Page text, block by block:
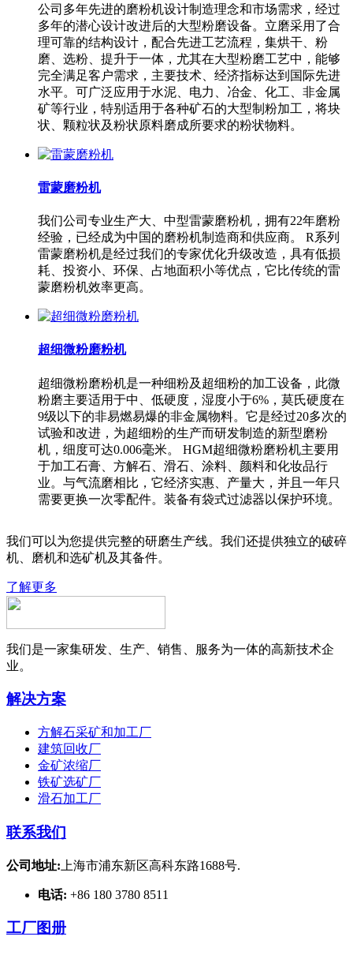
公司多年先进的磨粉机设计制造理念和市场需求，经过
多年的潜心设计改进后的大型粉磨设备。立磨采用了合
理可靠的结构设计，配合先进工艺流程，集烘干、粉
磨、选粉、提升于一体，尤其在大型粉磨工艺中，能够
完全满足客户需求，主要技术、经济指标达到国际先进
水平。可广泛应用于水泥、电力、冶金、化工、非金属
矿等行业，特别适用于各种矿石的大型制粉加工，将块
状、颗粒状及粉状原料磨成所要求的粉状物料。
雷蒙磨粉机
我们公司专业生产大、中型雷蒙磨粉机，拥有22年磨粉
经验，已经成为中国的磨粉机制造商和供应商。 R系列
雷蒙磨粉机是经过我们的专家优化升级改造，具有低损
耗、投资小、环保、占地面积小等优点，它比传统的雷
蒙磨粉机效率更高。
超细微粉磨粉机
超细微粉磨粉机是一种细粉及超细粉的加工设备，此微
粉磨主要适用于中、低硬度，湿度小于6%，莫氏硬度在
9级以下的非易燃易爆的非金属物料。它是经过20多次的
试验和改进，为超细粉的生产而研发制造的新型磨粉
机，细度可达0.006毫米。 HGM超细微粉磨粉机主要用
于加工石膏、方解石、滑石、涂料、颜料和化妆品行
业。与气流磨相比，它经济实惠、产量大，并且一年只
需要更换一次零配件。装备有袋式过滤器以保护环境。
我们可以为您提供完整的研磨生产线。我们还提供独立的破碎
机、磨机和选矿机及其备件。
了解更多
我们是一家集研发、生产、销售、服务为一体的高新技术企
业。
解决方案
方解石采矿和加工厂
建筑回收厂
金矿浓缩厂
铁矿选矿厂
滑石加工厂
联系我们
公司地址: 上海市浦东新区高科东路1688号.
电话: +86 180 3780 8511
工厂图册